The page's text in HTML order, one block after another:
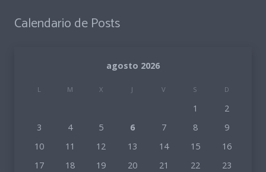
Calendario de Posts
agosto 2026
L M X J V S D
1
2
3
4 5 6 7 8
9
10
11 12 13 14 15
16
17
18 19 20 21 22
23